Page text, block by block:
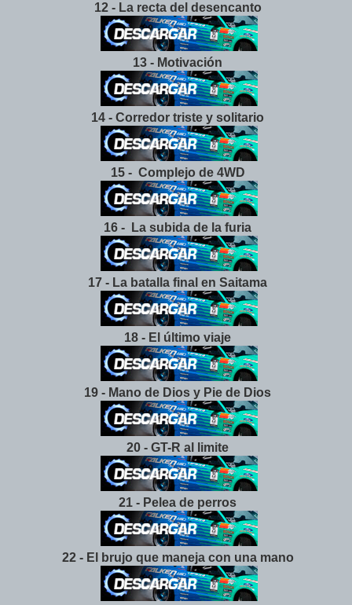
12 - La recta del desencanto
13 - Motivación
14 - Corredor triste y solitario
15 - Complejo de 4WD
16 - La subida de la furia
17 - La batalla final en Saitama
18 - El último viaje
19 - Mano de Dios y Pie de Dios
20 - GT-R al limite
21 - Pelea de perros
22 - El brujo que maneja con una mano